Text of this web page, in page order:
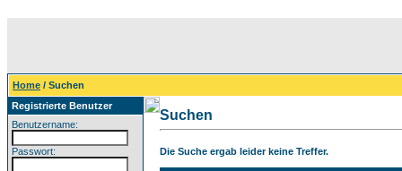
Home / Suchen
Registrierte Benutzer
Benutzername:
Passwort:
Suchen
Die Suche ergab leider keine Treffer.